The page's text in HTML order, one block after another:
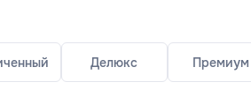
Делюкс Премиум